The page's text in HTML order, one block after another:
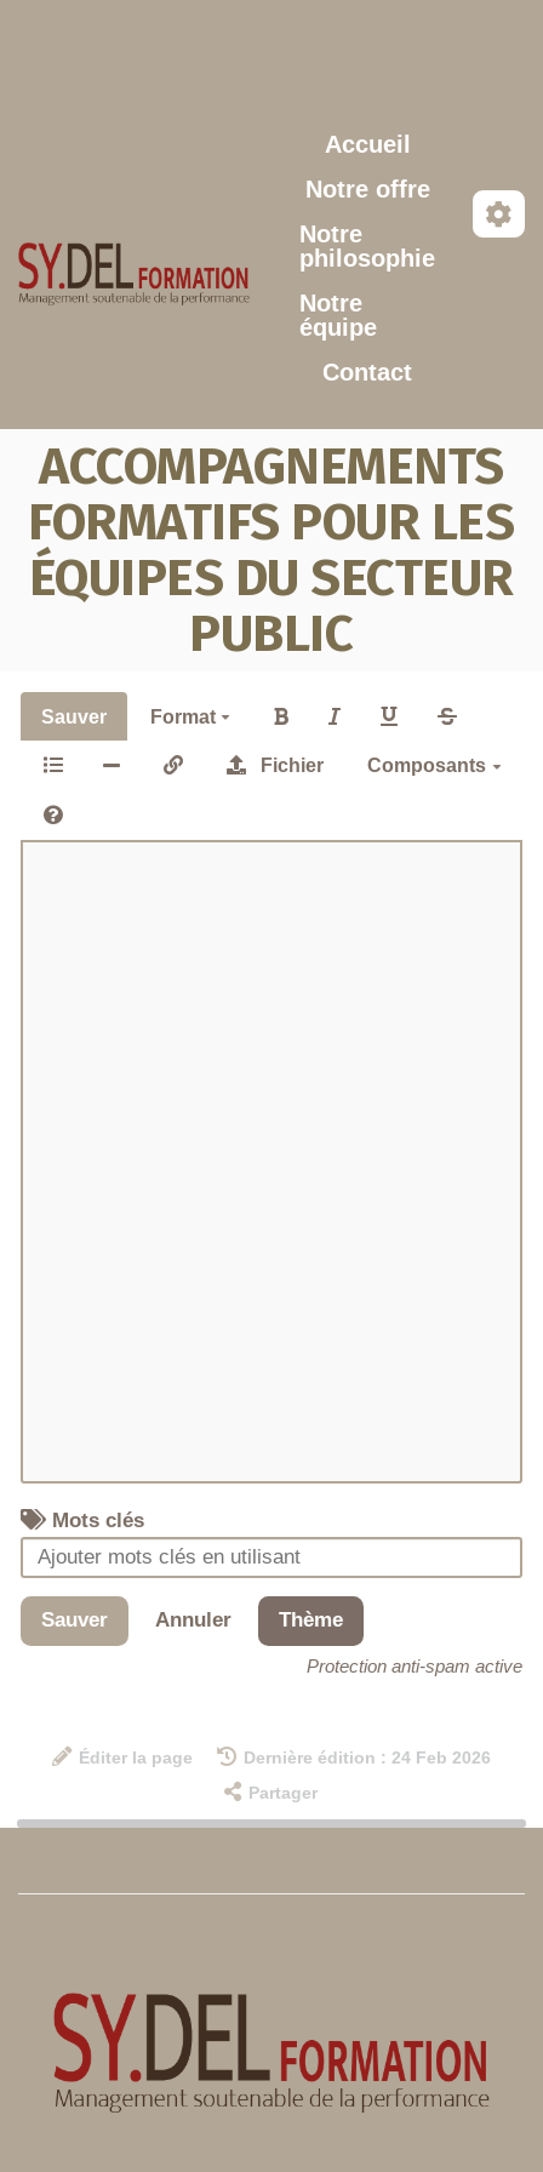
Accueil
Notre offre
Notre
philosophie
Notre
équipe
Contact
ACCOMPAGNEMENTS
FORMATIFS POUR LES
ÉQUIPES DU SECTEUR
PUBLIC
Sauver Format
Fichier Composants
Mots clés
Sauver Annuler Thème
Protection anti-spam active
Éditer la page
Dernière édition : 24 Feb 2026
Partager